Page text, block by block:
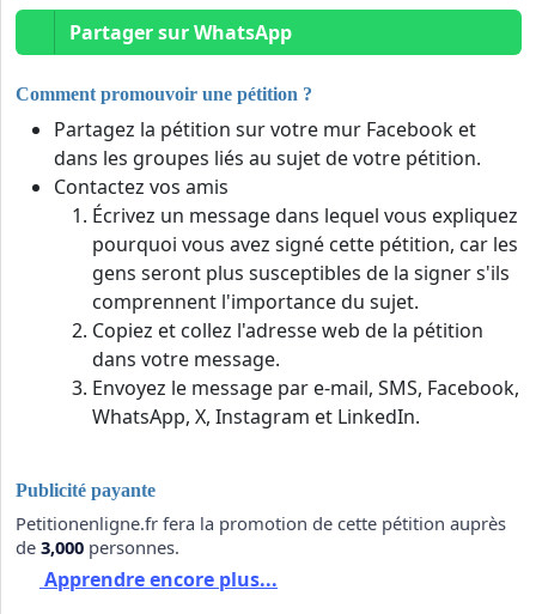
Partager sur WhatsApp
Comment promouvoir une pétition ?
Partagez la pétition sur votre mur Facebook et
dans les groupes liés au sujet de votre pétition.
Contactez vos amis
Écrivez un message dans lequel vous expliquez
pourquoi vous avez signé cette pétition, car les
gens seront plus susceptibles de la signer s'ils
comprennent l'importance du sujet.
Copiez et collez l'adresse web de la pétition
dans votre message.
Envoyez le message par e-mail, SMS, Facebook,
WhatsApp, X, Instagram et LinkedIn.
Publicité payante
Petitionenligne.fr fera la promotion de cette pétition auprès
de 3,000 personnes.
Apprendre encore plus...